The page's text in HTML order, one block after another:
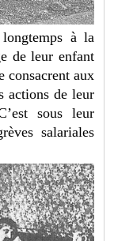
à la
de leur enfant
consacrent aux
actions de leur
sous leur
salariales